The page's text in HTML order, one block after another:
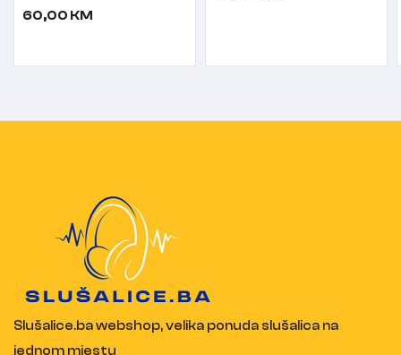
60,00 KM
Slušalice.ba webshop, velika ponuda slušalica na
jednom mjestu